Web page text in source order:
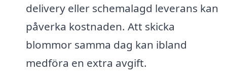
delivery eller schemalagd leverans kan
påverka kostnaden. Att skicka
blommor samma dag kan ibland
medföra en extra avgift.